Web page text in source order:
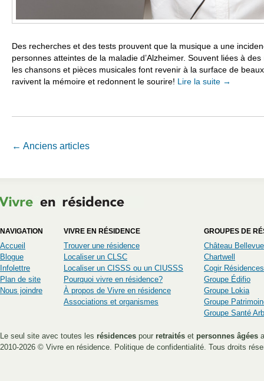
Des recherches et des tests prouvent que la musique a une
personnes atteintes de la maladie d’Alzheimer. Souvent liées à
les chansons et pièces musicales font revenir à la surface de
ravivent la mémoire et redonnent le sourire! Lire la suite →
Navigation Article
← Anciens articles
NAVIGATION
Accueil
Blogue
Infolettre
Plan de site
Nous joindre
VIVRE EN RÉSIDENCE
Trouver une résidence
Localiser un CLSC
Localiser un CISSS ou un CIUSSS
Pourquoi vivre en résidence?
À propos de Vivre en résidence
Associations et organismes
GROUPES DE
Château Bellevue
Chartwell
Cogir Résidences
Groupe Édifio
Groupe Lokia
Groupe
Groupe Santé
Le seul site avec toutes les résidences pour retraités et personnes âgées
2010-2026 © Vivre en résidence Politique de confidentialité . Tous droits